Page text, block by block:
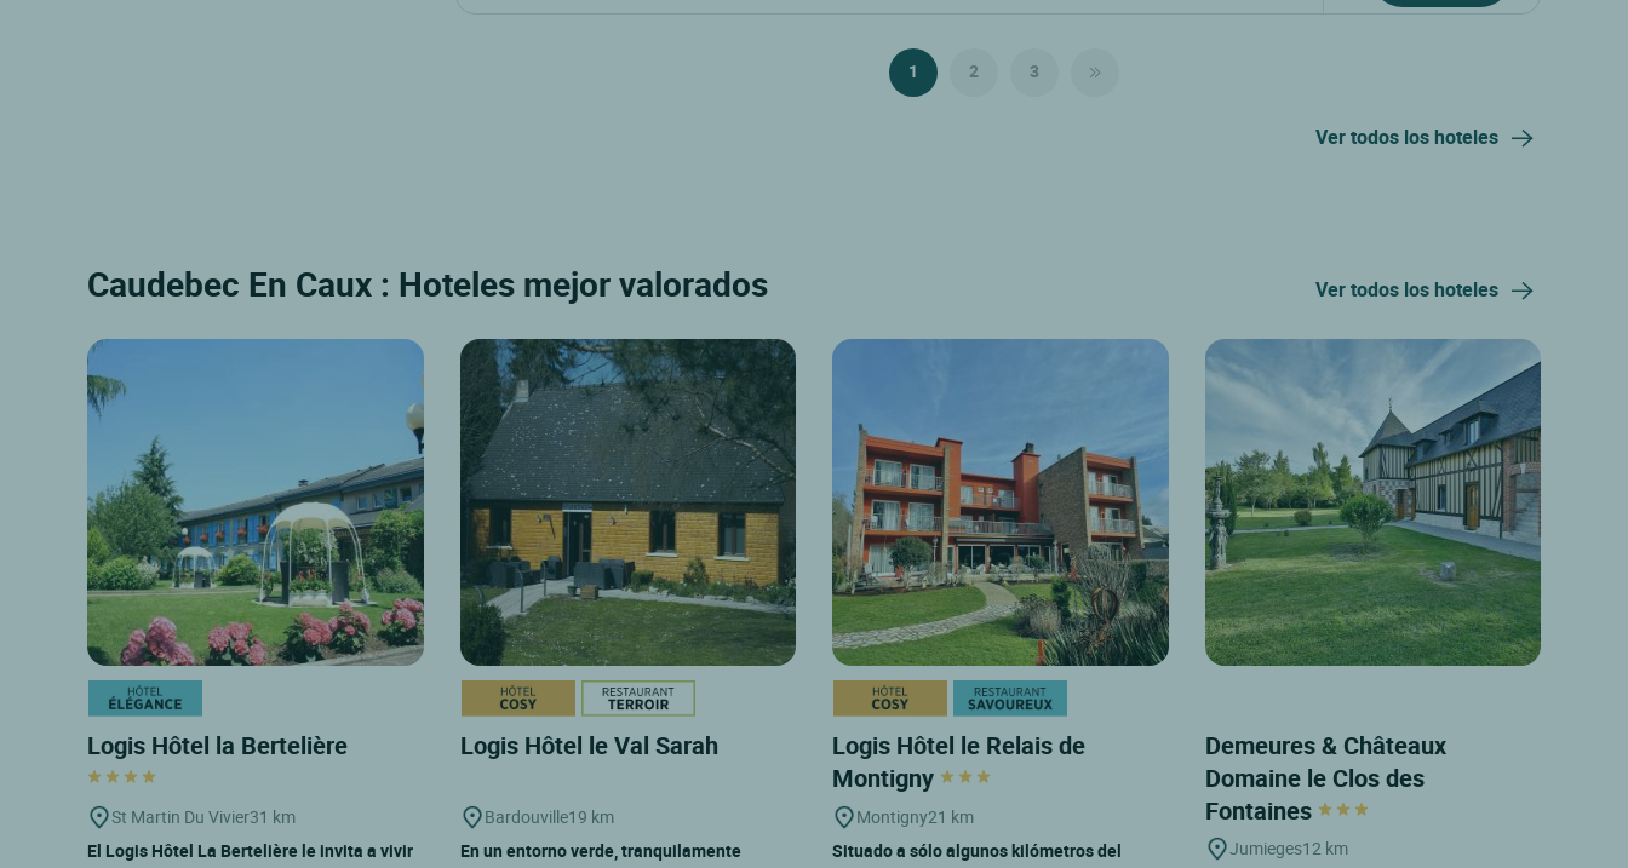
1 2 3
Ver todos los hoteles
Caudebec En Caux : Hoteles mejor valorados Ver todos los hoteles
Logis Hôtel la Bertelière
St Martin Du Vivier31 km
El Logis Hôtel La Bertelière le invita a vivir
Logis Hôtel le Val Sarah
Bardouville19 km
En un entorno verde, tranquilamente
Logis Hôtel le Relais de
Montigny
Montigny21 km
Situado a sólo algunos kilómetros del
Demeures & Châteaux
Domaine le Clos des
Fontaines
Jumieges12 km